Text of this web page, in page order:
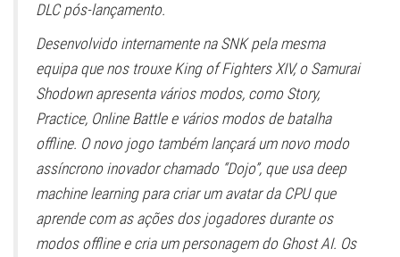
DLC pós-lançamento.
Desenvolvido internamente na SNK pela mesma
equipa que nos trouxe King of Fighters XIV, o Samurai
Shodown apresenta vários modos, como Story,
Practice, Online Battle e vários modos de batalha
offline. O novo jogo também lançará um novo modo
assíncrono inovador chamado “Dojo”, que usa deep
machine learning para criar um avatar da CPU que
aprende com as ações dos jogadores durante os
modos offline e cria um personagem do Ghost AI. Os